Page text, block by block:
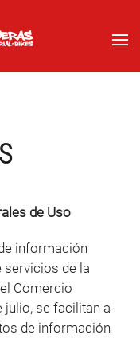
de Uso
servicios de la
Comercio
julio, se facilitan a
de información